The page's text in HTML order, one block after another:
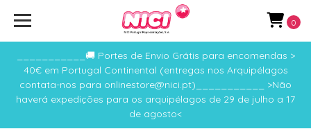
___________🚚 Portes de Envio Grátis para encomendas >
40€ em Portugal Continental (entregas nos Arquipélagos
contata-nos para onlinestore@nici.pt)___________ >Não
haverá expedições para os arquipélagos de 29 de julho a 17
de agosto<
0